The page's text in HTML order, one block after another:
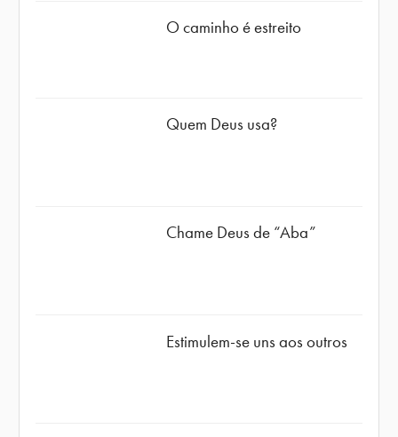
O caminho é estreito
Quem Deus usa?
Chame Deus de “Aba”
Estimulem-se uns aos outros